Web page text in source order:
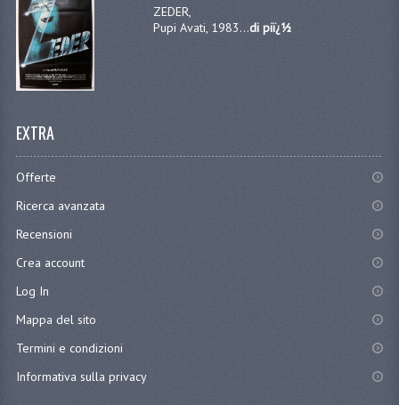
ZEDER,
Pupi Avati, 1983...di piï¿½
EXTRA
Offerte
Ricerca avanzata
Recensioni
Crea account
Log In
Mappa del sito
Termini e condizioni
Informativa sulla privacy